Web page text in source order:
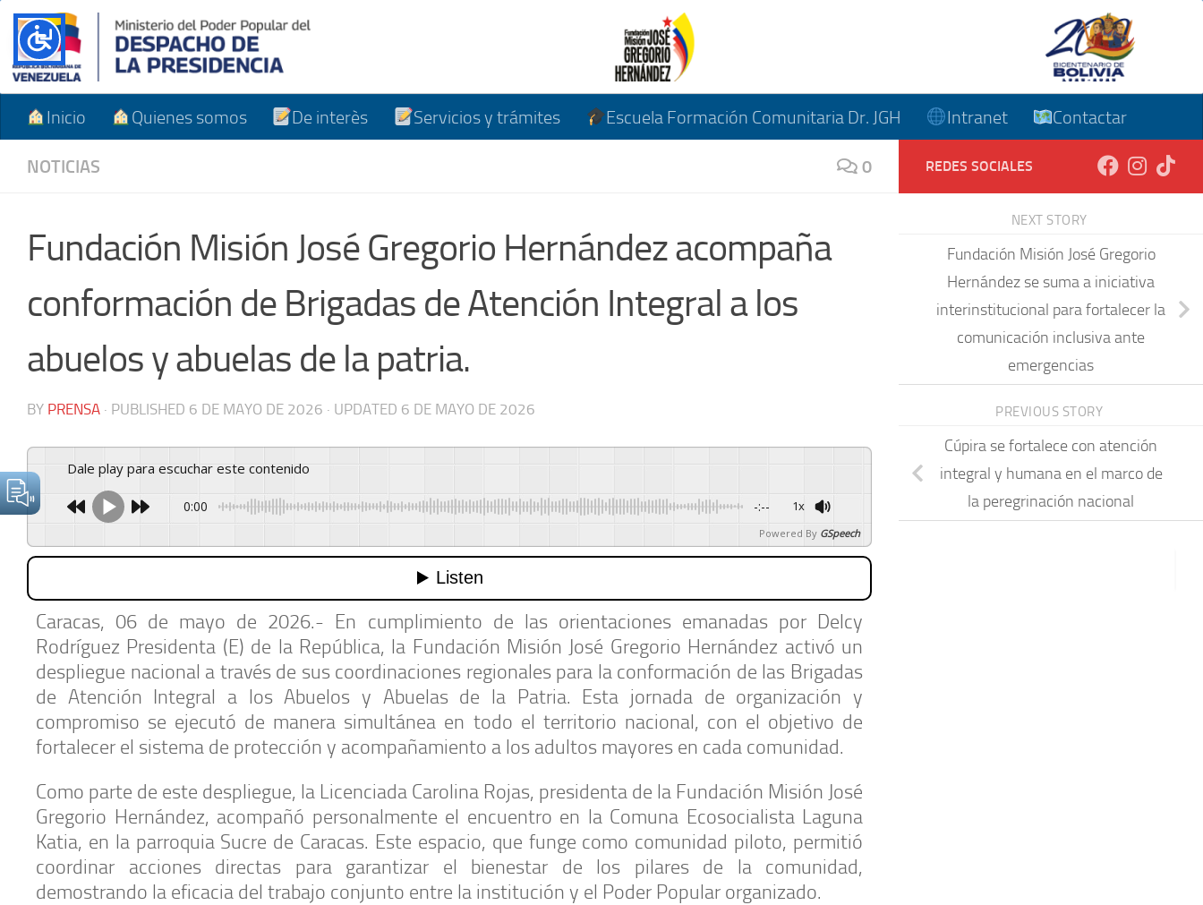
Skip to content
Inicio Quienes somos De interès Servicios y trámites Escuela Formación Comunitaria Dr. JGH Intranet Contactar
NOTICIAS 0
Fundación Misión José Gregorio Hernández acompaña
conformación de Brigadas de Atención Integral a los
abuelos y abuelas de la patria.
BY PRENSA · PUBLISHED 6 DE MAYO DE 2026 · UPDATED 6 DE MAYO DE 2026
Dale play para escuchar este contenido
0:00 -:-- 1x
Powered By GSpeech
Caracas, 06 de mayo de 2026.- En cumplimiento de las orientaciones emanadas por Delcy
Rodríguez Presidenta (E) de la República, la Fundación Misión José Gregorio Hernández activó un
despliegue nacional a través de sus coordinaciones regionales para la conformación de las Brigadas
de Atención Integral a los Abuelos y Abuelas de la Patria. Esta jornada de organización y
compromiso se ejecutó de manera simultánea en todo el territorio nacional, con el objetivo de
fortalecer el sistema de protección y acompañamiento a los adultos mayores en cada comunidad.
Como parte de este despliegue, la Licenciada Carolina Rojas, presidenta de la Fundación Misión José
Gregorio Hernández, acompañó personalmente el encuentro en la Comuna Ecosocialista Laguna
Katia, en la parroquia Sucre de Caracas. Este espacio, que funge como comunidad piloto, permitió
coordinar acciones directas para garantizar el bienestar de los pilares de la comunidad,
demostrando la eficacia del trabajo conjunto entre la institución y el Poder Popular organizado.
REDES SOCIALES
NEXT STORY
Fundación Misión José Gregorio
Hernández se suma a iniciativa
interinstitucional para fortalecer la
comunicación inclusiva ante
emergencias
PREVIOUS STORY
Cúpira se fortalece con atención
integral y humana en el marco de
la peregrinación nacional